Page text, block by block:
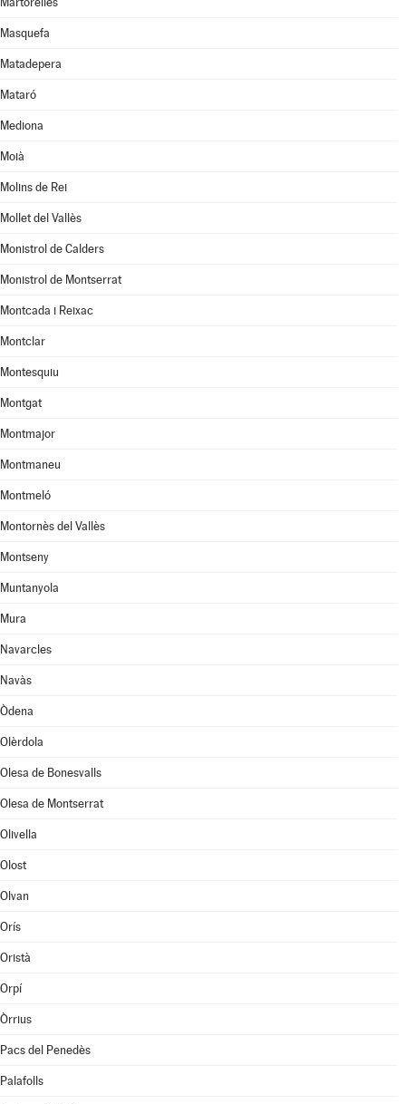
Masquefa
Matadepera
Mataró
Mediona
Moià
Molins de Rei
Mollet del Vallès
Monistrol de Calders
Monistrol de Montserrat
Montcada i Reixac
Montclar
Montesquiu
Montgat
Montmajor
Montmaneu
Montmeló
Montornès del Vallès
Montseny
Muntanyola
Mura
Navarcles
Navàs
Òdena
Olèrdola
Olesa de Bonesvalls
Olesa de Montserrat
Olivella
Olost
Olvan
Orís
Oristà
Orpí
Òrrius
Pacs del Penedès
Palafolls